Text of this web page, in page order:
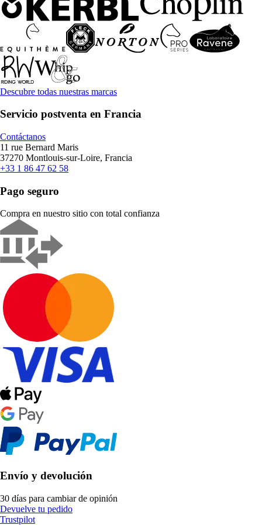
Descubre todas nuestras marcas
Servicio postventa en Francia
Contáctanos
11 rue Bernard Maris
37270 Montlouis-sur-Loire, Francia
+33 1 86 47 62 58
Pago seguro
Compra en nuestro sitio con total confianza
Envío y devolución
30 días para cambiar de opinión
Devuelve tu pedido
Trustpilot